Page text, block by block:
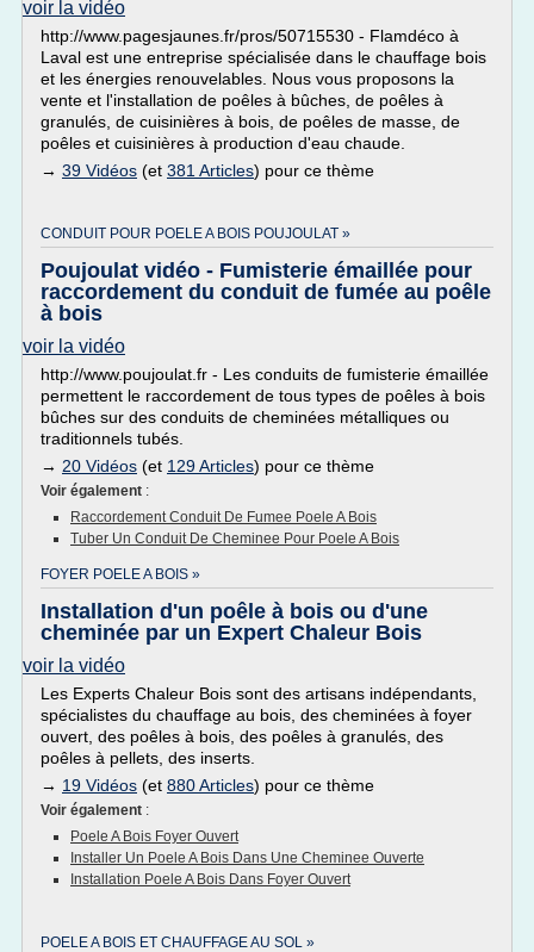
voir la vidéo
http://www.pagesjaunes.fr/pros/50715530 - Flamdéco à
Laval est une entreprise spécialisée dans le chauffage bois
et les énergies renouvelables. Nous vous proposons la
vente et l'installation de poêles à bûches, de poêles à
granulés, de cuisinières à bois, de poêles de masse, de
poêles et cuisinières à production d'eau chaude.
→ 39 Vidéos (et 381 Articles) pour ce thème
CONDUIT POUR POELE A BOIS POUJOULAT »
Poujoulat vidéo - Fumisterie émaillée pour
raccordement du conduit de fumée au poêle
à bois
voir la vidéo
http://www.poujoulat.fr - Les conduits de fumisterie émaillée
permettent le raccordement de tous types de poêles à bois
bûches sur des conduits de cheminées métalliques ou
traditionnels tubés.
→ 20 Vidéos (et 129 Articles) pour ce thème
Voir également :
Raccordement Conduit De Fumee Poele A Bois
Tuber Un Conduit De Cheminee Pour Poele A Bois
FOYER POELE A BOIS »
Installation d'un poêle à bois ou d'une
cheminée par un Expert Chaleur Bois
voir la vidéo
Les Experts Chaleur Bois sont des artisans indépendants,
spécialistes du chauffage au bois, des cheminées à foyer
ouvert, des poêles à bois, des poêles à granulés, des
poêles à pellets, des inserts.
→ 19 Vidéos (et 880 Articles) pour ce thème
Voir également :
Poele A Bois Foyer Ouvert
Installer Un Poele A Bois Dans Une Cheminee Ouverte
Installation Poele A Bois Dans Foyer Ouvert
POELE A BOIS ET CHAUFFAGE AU SOL »